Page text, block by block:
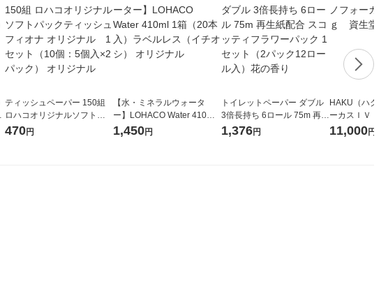
ティッシュペーパー 150組
ロハコオリジナルソフトパ
ックティッシュ フィオナ オ
470円
【水・ミネラルウォータ
ー】LOHACO Water 410ml
1箱（20本入）ラベルレス
（イチオシ） オリジナル
1,450円
トイレットペーパー ダブル
3倍長持ち 6ロール 75m 再生
紙配合 スコッティフラワー
パック 1セット（2パック12
1,376円
HAKU（ハク
ーカスＩＶ
堂 おまけ付き
11,000円